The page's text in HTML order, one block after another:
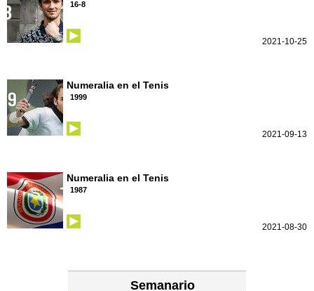
16-8
2021-10-25
Numeralia en el Tenis
1999
2021-09-13
Numeralia en el Tenis
1987
2021-08-30
Semanario